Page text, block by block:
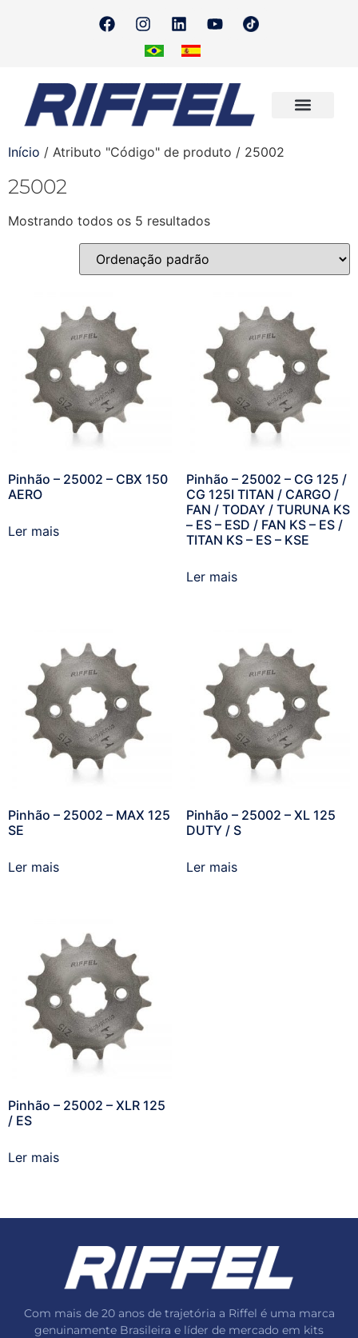
Início / Atributo "Código" de produto / 25002
25002
Mostrando todos os 5 resultados
Pinhão – 25002 – CBX 150
AERO
Ler mais
Pinhão – 25002 – CG 125 /
CG 125I TITAN / CARGO /
FAN / TODAY / TURUNA KS
– ES – ESD / FAN KS – ES /
TITAN KS – ES – KSE
Ler mais
Pinhão – 25002 – MAX 125
SE
Ler mais
Pinhão – 25002 – XL 125
DUTY / S
Ler mais
Pinhão – 25002 – XLR 125
/ ES
Ler mais
Com mais de 20 anos de trajetória a Riffel é uma marca
genuinamente Brasileira e líder de mercado em kits